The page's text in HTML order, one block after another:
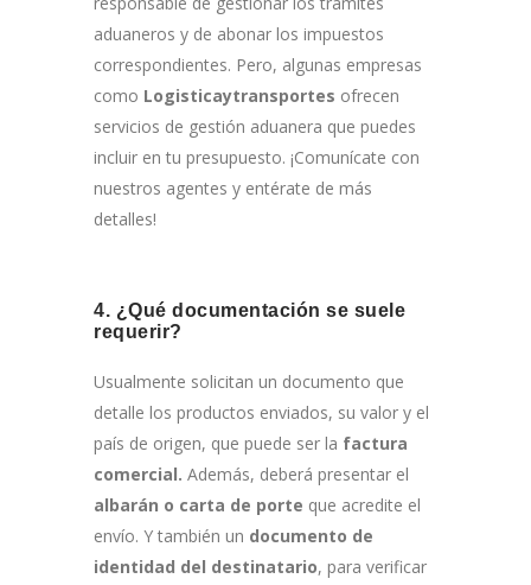
aduaneros y de abonar los impuestos
correspondientes. Pero, algunas empresas
como Logisticaytransportes ofrecen
servicios de gestión aduanera que puedes
incluir en tu presupuesto. ¡Comunícate con
nuestros agentes y entérate de más
detalles!
4. ¿Qué documentación se suele
requerir?
Usualmente solicitan un documento que
detalle los productos enviados, su valor y el
país de origen, que puede ser la factura
comercial. Además, deberá presentar el
albarán o carta de porte que acredite el
envío. Y también un documento de
identidad del destinatario, para verificar